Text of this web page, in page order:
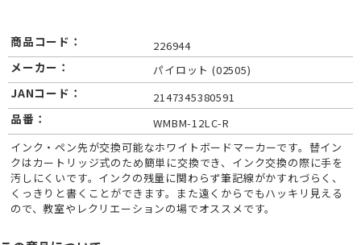
商品コード： 226944
メーカー： パイロット (02505)
JANコード： 2147345380591
品番：
WMBM-12LC-R
インク・ペン先が交換可能なホワイトボードマーカーです。替イン
クはカートリッジ式のため簡単に交換でき、インク交換の際に手を
汚しにくいです。インクの残量に関わらず筆記線がかすれづらく、
くっきりと書くことができます。また遠くからでもハッキリ見える
ので、教室やレクリエーションの場でオススメです。